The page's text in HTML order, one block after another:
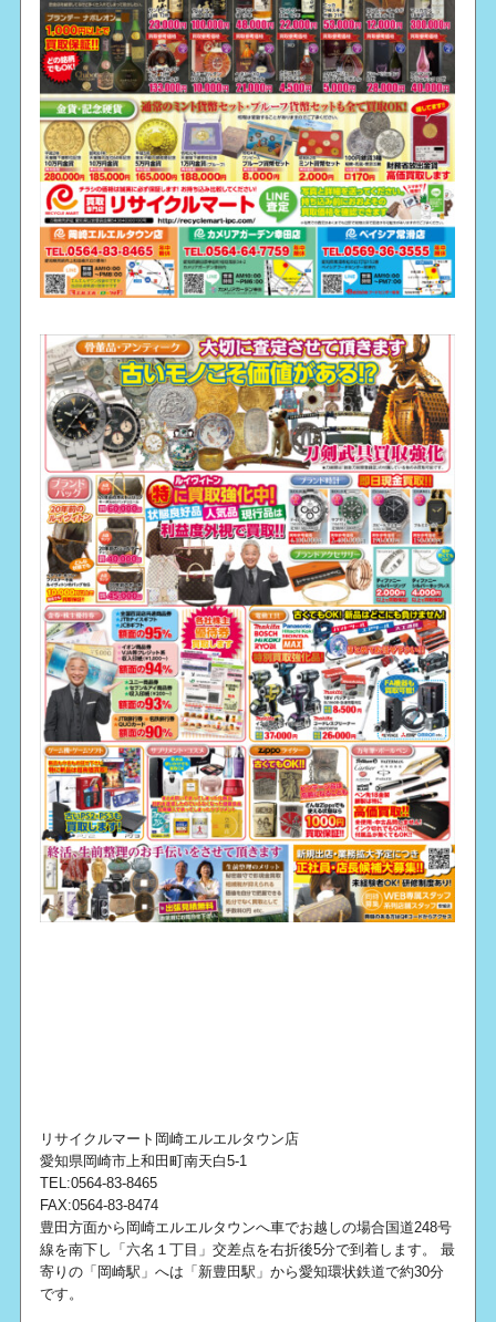
リサイクルマート岡崎エルエルタウン店
愛知県岡崎市上和田町南天白5-1
TEL:0564-83-8465
FAX:0564-83-8474
豊田方面から岡崎エルエルタウンへ車でお越しの場合国道248号
線を南下し「六名１丁目」交差点を右折後5分で到着します。 最
寄りの「岡崎駅」へは「新豊田駅」から愛知環状鉄道で約30分
です。